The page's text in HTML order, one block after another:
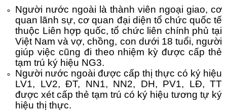
Người nước ngoài là thành viên ngoại giao, cơ
quan lãnh sự, cơ quan đại diện tổ chức quốc tế
thuộc Liên hợp quốc, tổ chức liên chính phủ tại
Việt Nam và vợ, chồng, con dưới 18 tuổi, người
giúp việc cũng đi theo nhiệm kỳ được cấp thẻ
tạm trú ký hiệu NG3.
Người nước ngoài được cấp thị thực có ký hiệu
LV1, LV2, ĐT, NN1, NN2, DH, PV1, LĐ, TT
được xét cấp thẻ tạm trú có ký hiệu tương tự ký
hiệu thị thực.